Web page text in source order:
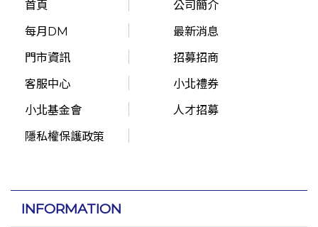
首頁
公司簡介
每月DM
最新消息
門市資訊
招募招商
客服中心
小北禮券
小北基金會
人才招募
隱私權保護政策
INFORMATION